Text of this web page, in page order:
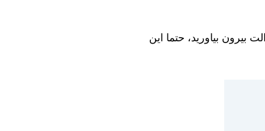
بیرون بیاورید، حتما این